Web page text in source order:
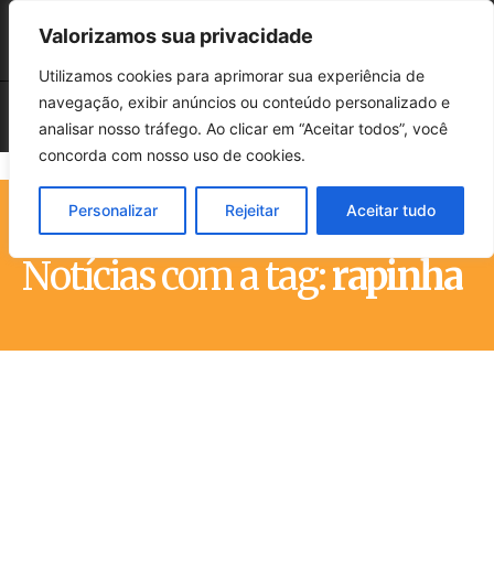
Valorizamos sua privacidade
Utilizamos cookies para aprimorar sua experiência de
navegação, exibir anúncios ou conteúdo personalizado e
analisar nosso tráfego. Ao clicar em “Aceitar todos”, você
concorda com nosso uso de cookies.
Personalizar Rejeitar Aceitar tudo
Notícias com a tag:rapinha